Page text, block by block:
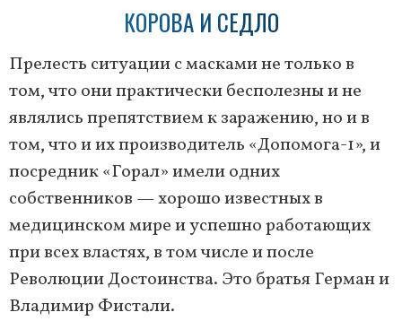
КОРОВА И СЕДЛО
Прелесть ситуации с масками не только в
том, что они практически бесполезны и не
являлись препятствием к заражению, но и в
том, что и их производитель «Допомога-1», и
посредник «Горал» имели одних
собственников — хорошо известных в
медицинском мире и успешно работающих
при всех властях, в том числе и после
Революции Достоинства. Это братья Герман и
Владимир Фистали.